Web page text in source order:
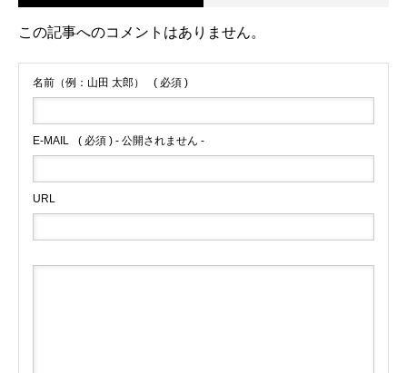
この記事へのコメントはありません。
名前（例：山田 太郎） ( 必須 )
E-MAIL ( 必須 ) - 公開されません -
URL